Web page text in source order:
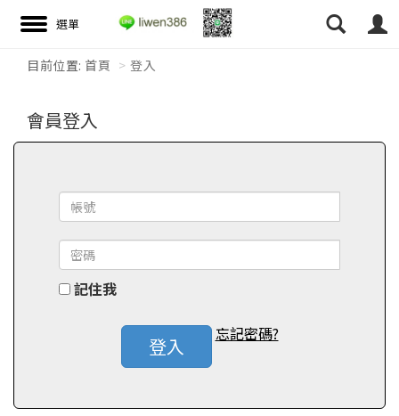
目前位置: 首頁 登入
會員登入
記住我
登入
忘記密碼?